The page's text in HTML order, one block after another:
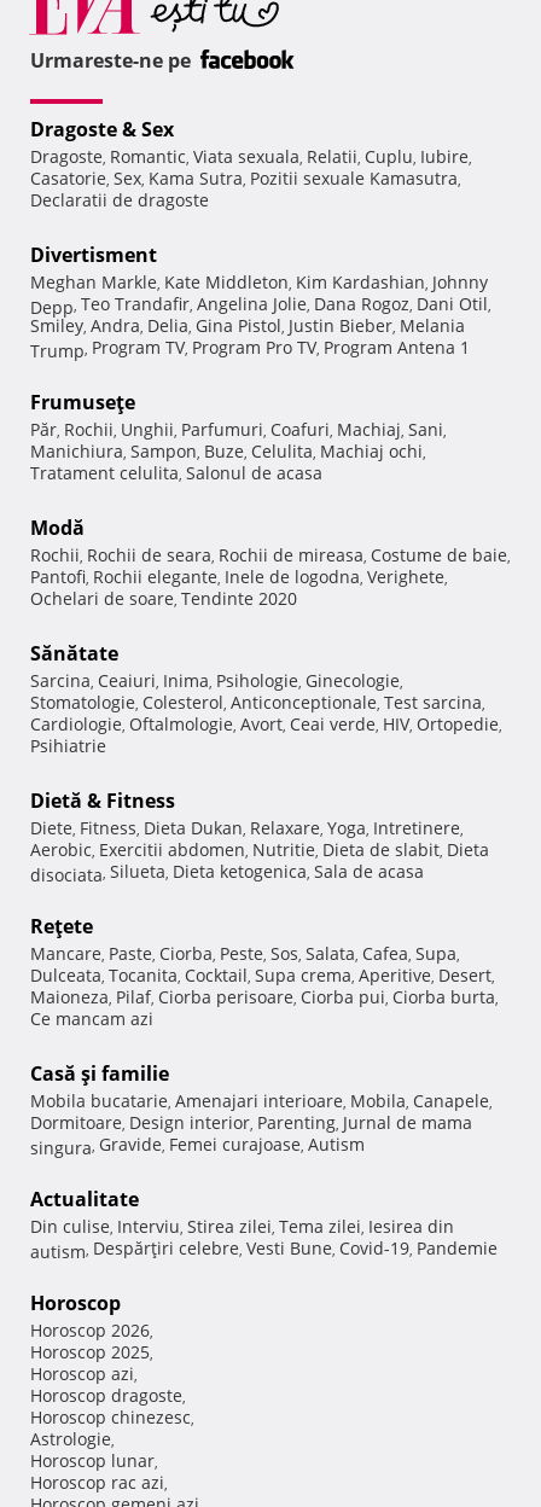
Urmareste-ne pe
Dragoste & Sex
Dragoste, Romantic, Viata sexuala, Relatii, Cuplu, Iubire,
Casatorie, Sex, Kama Sutra, Pozitii sexuale Kamasutra,
Declaratii de dragoste
Divertisment
Meghan Markle, Kate Middleton, Kim Kardashian, Johnny
Depp, Teo Trandafir, Angelina Jolie, Dana Rogoz, Dani Otil,
Smiley, Andra, Delia, Gina Pistol, Justin Bieber, Melania
Trump, Program TV, Program Pro TV, Program Antena 1
Frumuseţe
Păr, Rochii, Unghii, Parfumuri, Coafuri, Machiaj, Sani,
Manichiura, Sampon, Buze, Celulita, Machiaj ochi,
Tratament celulita, Salonul de acasa
Modă
Rochii, Rochii de seara, Rochii de mireasa, Costume de baie,
Pantofi, Rochii elegante, Inele de logodna, Verighete,
Ochelari de soare, Tendinte 2020
Sănătate
Sarcina, Ceaiuri, Inima, Psihologie, Ginecologie,
Stomatologie, Colesterol, Anticonceptionale, Test sarcina,
Cardiologie, Oftalmologie, Avort, Ceai verde, HIV, Ortopedie,
Psihiatrie
Dietă & Fitness
Diete, Fitness, Dieta Dukan, Relaxare, Yoga, Intretinere,
Aerobic, Exercitii abdomen, Nutritie, Dieta de slabit, Dieta
disociata, Silueta, Dieta ketogenica, Sala de acasa
Reţete
Mancare, Paste, Ciorba, Peste, Sos, Salata, Cafea, Supa,
Dulceata, Tocanita, Cocktail, Supa crema, Aperitive, Desert,
Maioneza, Pilaf, Ciorba perisoare, Ciorba pui, Ciorba burta,
Ce mancam azi
Casă şi familie
Mobila bucatarie, Amenajari interioare, Mobila, Canapele,
Dormitoare, Design interior, Parenting, Jurnal de mama
singura, Gravide, Femei curajoase, Autism
Actualitate
Din culise, Interviu, Stirea zilei, Tema zilei, Iesirea din
autism, Despărţiri celebre, Vesti Bune, Covid-19, Pandemie
Horoscop
Horoscop 2026,
Horoscop 2025,
Horoscop azi,
Horoscop dragoste,
Horoscop chinezesc,
Astrologie,
Horoscop lunar,
Horoscop rac azi,